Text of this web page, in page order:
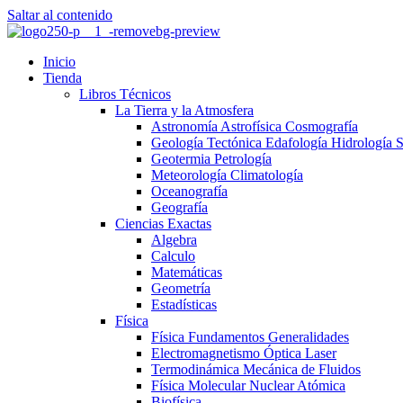
Saltar al contenido
Inicio
Tienda
Libros Técnicos
La Tierra y la Atmosfera
Astronomía Astrofísica Cosmografía
Geología Tectónica Edafología Hidrología
Geotermia Petrología
Meteorología Climatología
Oceanografía
Geografía
Ciencias Exactas
Algebra
Calculo
Matemáticas
Geometría
Estadísticas
Física
Física Fundamentos Generalidades
Electromagnetismo Óptica Laser
Termodinámica Mecánica de Fluidos
Física Molecular Nuclear Atómica